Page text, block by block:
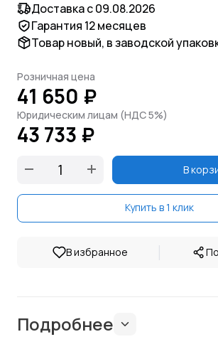
Доставка с 09.08.2026
Гарантия 12 месяцев
Товар новый, в заводской
Розничная цена
41 650 ₽
Юридическим лицам (НДС 5%)
43 733 ₽
В
Купить в 1 клик
В избранное |
Подробнее